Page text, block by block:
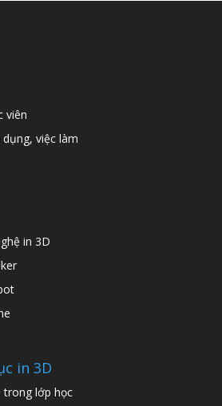
viên
việc làm
in 3D
in 3D
trong lớp học